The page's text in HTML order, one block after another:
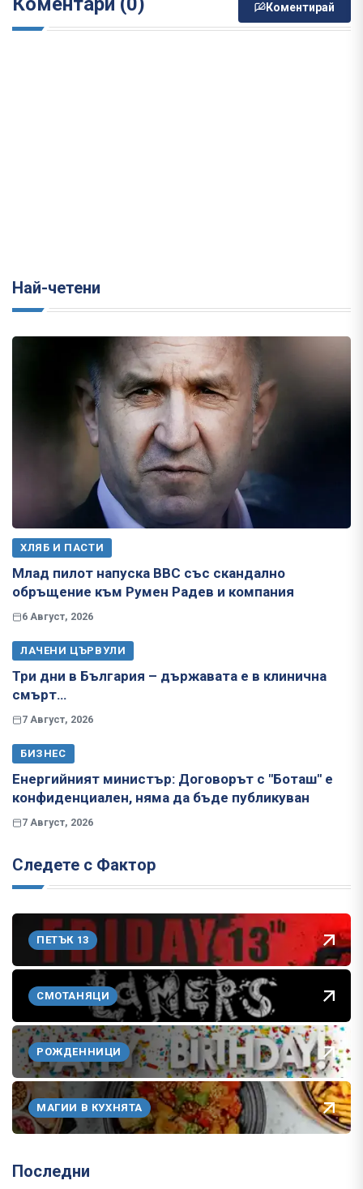
Коментирай
Най-четени
ХЛЯБ И ПАСТИ
Млад пилот напуска ВВС със скандално
обръщение към Румен Радев и компания
6 Август, 2026
ЛАЧЕНИ ЦЪРВУЛИ
Три дни в България – държавата е в клинична
смърт…
7 Август, 2026
БИЗНЕС
Енергийният министър: Договорът с "Боташ" е
конфиденциален, няма да бъде публикуван
7 Август, 2026
Следете с Фактор
ПЕТЪК 13
СМОТАНЯЦИ
РОЖДЕННИЦИ
МАГИИ В КУХНЯТА
Последни